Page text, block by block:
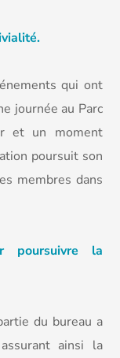
qui ont
journée au Parc
et un moment
poursuit son
membres dans
poursuivre la
du bureau a
ainsi la